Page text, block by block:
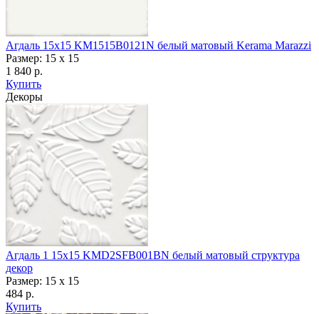
Агдаль 15x15 KM1515B0121N белый матовый Kerama Marazzi
Размер: 15 x 15
1 840 р.
Купить
Декоры
Агдаль 1 15x15 KMD2SFB001BN белый матовый структура
декор
Размер: 15 x 15
484 р.
Купить